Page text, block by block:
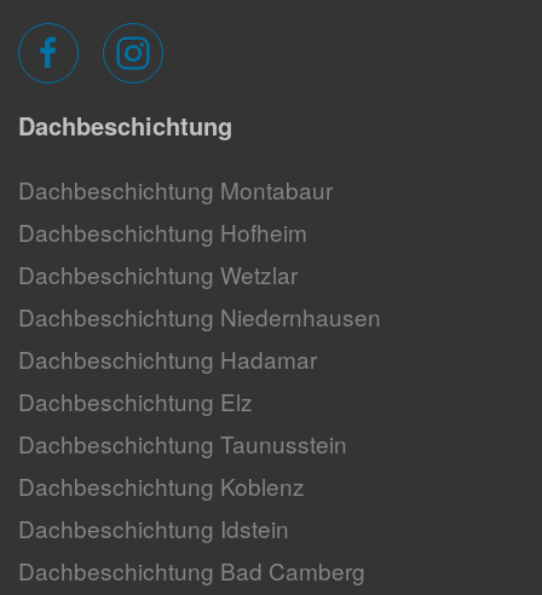
Dachbeschichtung
Dachbeschichtung Montabaur
Dachbeschichtung Hofheim
Dachbeschichtung Wetzlar
Dachbeschichtung Niedernhausen
Dachbeschichtung Hadamar
Dachbeschichtung Elz
Dachbeschichtung Taunusstein
Dachbeschichtung Koblenz
Dachbeschichtung Idstein
Dachbeschichtung Bad Camberg